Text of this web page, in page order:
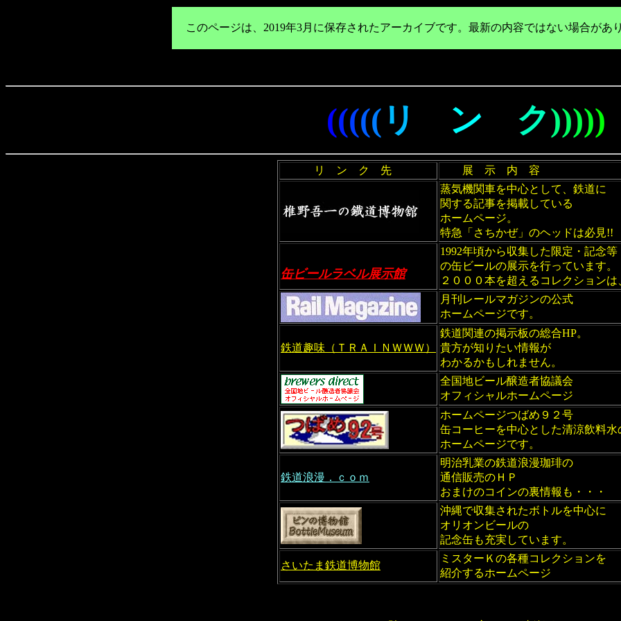
このページは、2019年3月に保存されたアーカイブです。最新の内容ではない場合があ
((((( リ ン ク)))))
リ ン ク 先
展 示 内 容
蒸気機関車を中心として、鉄道に
関する記事を掲載している
ホームページ。
特急「さちかぜ」のヘッドは必見!!
缶ビールラベル展示館
1992年頃から収集した限定・記念等
の缶ビールの展示を行っています。
２０００本を超えるコレクションは
月刊レールマガジンの公式
ホームページです。
鉄道趣味（ＴＲＡＩＮＷＷＷ）
鉄道関連の掲示板の総合HP。
貴方が知りたい情報が
わかるかもしれません。
全国地ビール醸造者協議会
オフィシャルホームページ
ホームページつばめ９２号
缶コーヒーを中心とした清涼飲料水
ホームページです。
鉄道浪漫．ｃｏｍ
明治乳業の鉄道浪漫珈琲の
通信販売のＨＰ
おまけのコインの裏情報も・・・
沖縄で収集されたボトルを中心に
オリオンビールの
記念缶も充実しています。
さいたま鉄道博物館
ミスターＫの各種コレクションを
紹介するホームページ